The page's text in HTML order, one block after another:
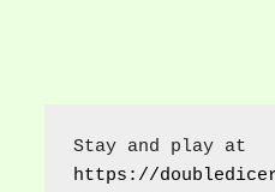
https://